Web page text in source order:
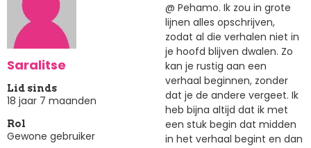
Saralitse
Lid sinds
18 jaar 7 maanden
Rol
Gewone gebruiker
@ Pehamo. Ik zou in grote
lijnen alles opschrijven,
zodat al die verhalen niet in
je hoofd blijven dwalen. Zo
kan je rustig aan een
verhaal beginnen, zonder
dat je de andere vergeet. Ik
heb bijna altijd dat ik met
een stuk begin dat midden
in het verhaal begint en dan